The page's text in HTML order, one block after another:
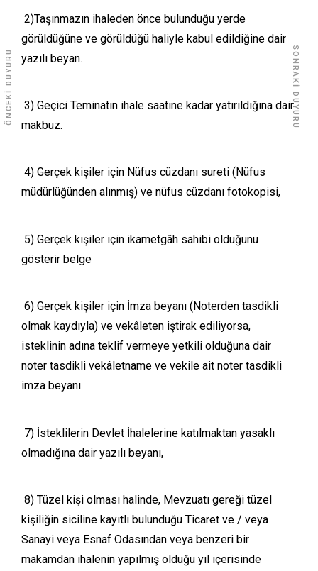
2)Taşınmazın ihaleden önce bulunduğu yerde
görüldüğüne ve görüldüğü haliyle kabul edildiğine dair
yazılı beyan.
3) Geçici Teminatın ihale saatine kadar yatırıldığına dair
makbuz.
4) Gerçek kişiler için Nüfus cüzdanı sureti (Nüfus
müdürlüğünden alınmış) ve nüfus cüzdanı fotokopisi,
5) Gerçek kişiler için ikametgâh sahibi olduğunu
gösterir belge
6) Gerçek kişiler için İmza beyanı (Noterden tasdikli
olmak kaydıyla) ve vekâleten iştirak ediliyorsa,
isteklinin adına teklif vermeye yetkili olduğuna dair
noter tasdikli vekâletname ve vekile ait noter tasdikli
imza beyanı
7) İsteklilerin Devlet İhalelerine katılmaktan yasaklı
olmadığına dair yazılı beyanı,
8) Tüzel kişi olması halinde, Mevzuatı gereği tüzel
kişiliğin siciline kayıtlı bulunduğu Ticaret ve / veya
Sanayi veya Esnaf Odasından veya benzeri bir
makamdan ihalenin yapılmış olduğu yıl içerisinde
ÖNCEKI DUYURU SONRAKI DUYURU